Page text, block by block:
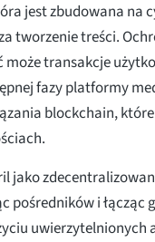
jest zbudowana na
tworzenie treści.
może transakcje
fazy platformy
blockchain,
jako
pośredników i łącząc